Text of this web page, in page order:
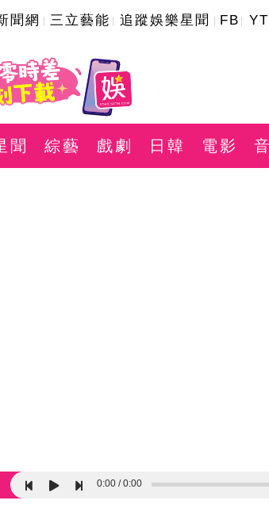
聞網 三立藝能 追蹤娛樂星聞 FB YT
聞 綜藝 戲劇 日韓 電影
0:00 0:00